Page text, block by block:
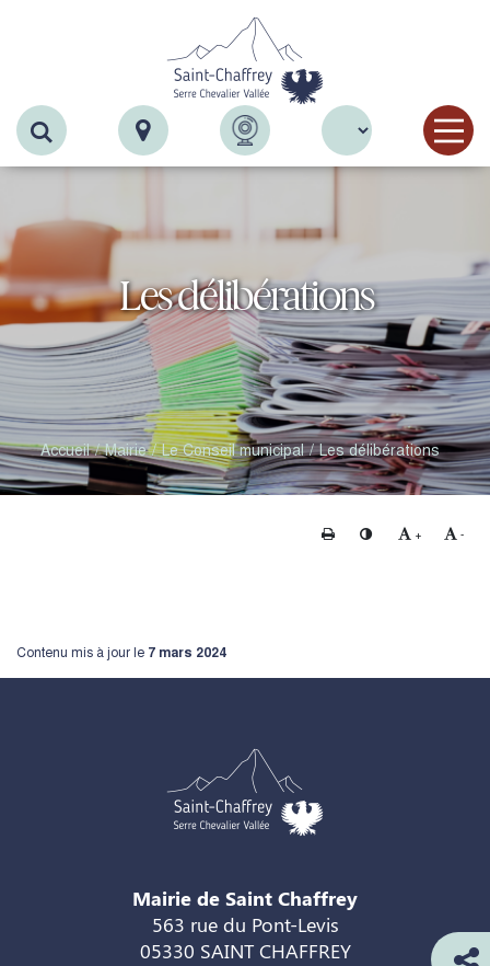
Recherche
Les délibérations
Accueil Mairie Le Conseil municipal Les délibérations
Imprimer Changer le contraste
+ Agrandir le
-
Contenu mis à jour le 7 mars 2024
Mairie de Saint Chaffrey
563 rue du Pont-Levis
05330 SAINT CHAFFREY